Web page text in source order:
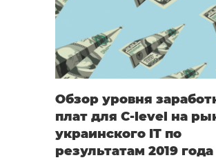
Обзор уровня
плат для C-level на
украинского IT по
результатам 2019 года